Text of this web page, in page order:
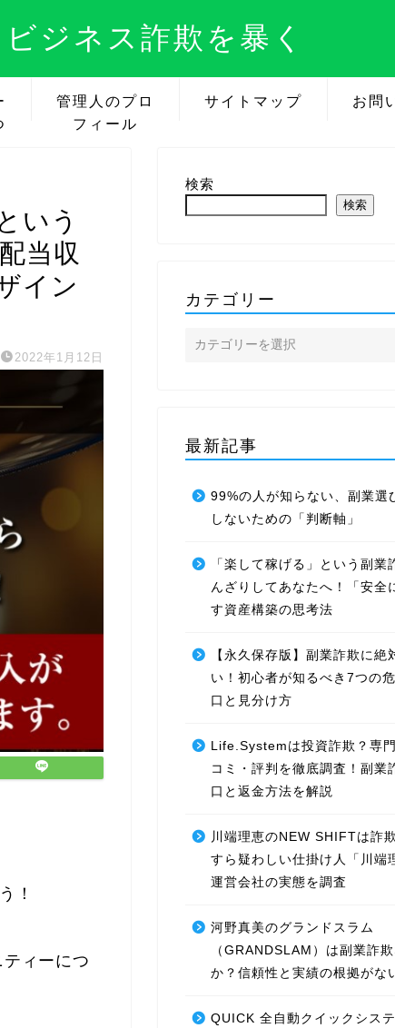
ジネス詐欺を暴く
管理人のプロ
フィール
サイトマップ お問
いう
当収
イン
2022年1月12日
！
ィーにつ
検索
検索
カテゴリー
最新記事
99%の人が知らない、副業選
しないための「判断軸」
「楽して稼げる」という副業
んざりしてあなたへ！「安全
す資産構築の思考法
【永久保存版】副業詐欺に絶
い！初心者が知るべき7つの
口と見分け方
Life.Systemは投資詐欺？専
コミ・評判を徹底調査！副業
口と返金方法を解説
川端理恵のNEW SHIFTは詐
すら疑わしい仕掛け人「川端
運営会社の実態を調査
河野真美のグランドスラム
（GRANDSLAM）は副業詐
か？信頼性と実績の根拠がな
QUICK 全自動クイックシス